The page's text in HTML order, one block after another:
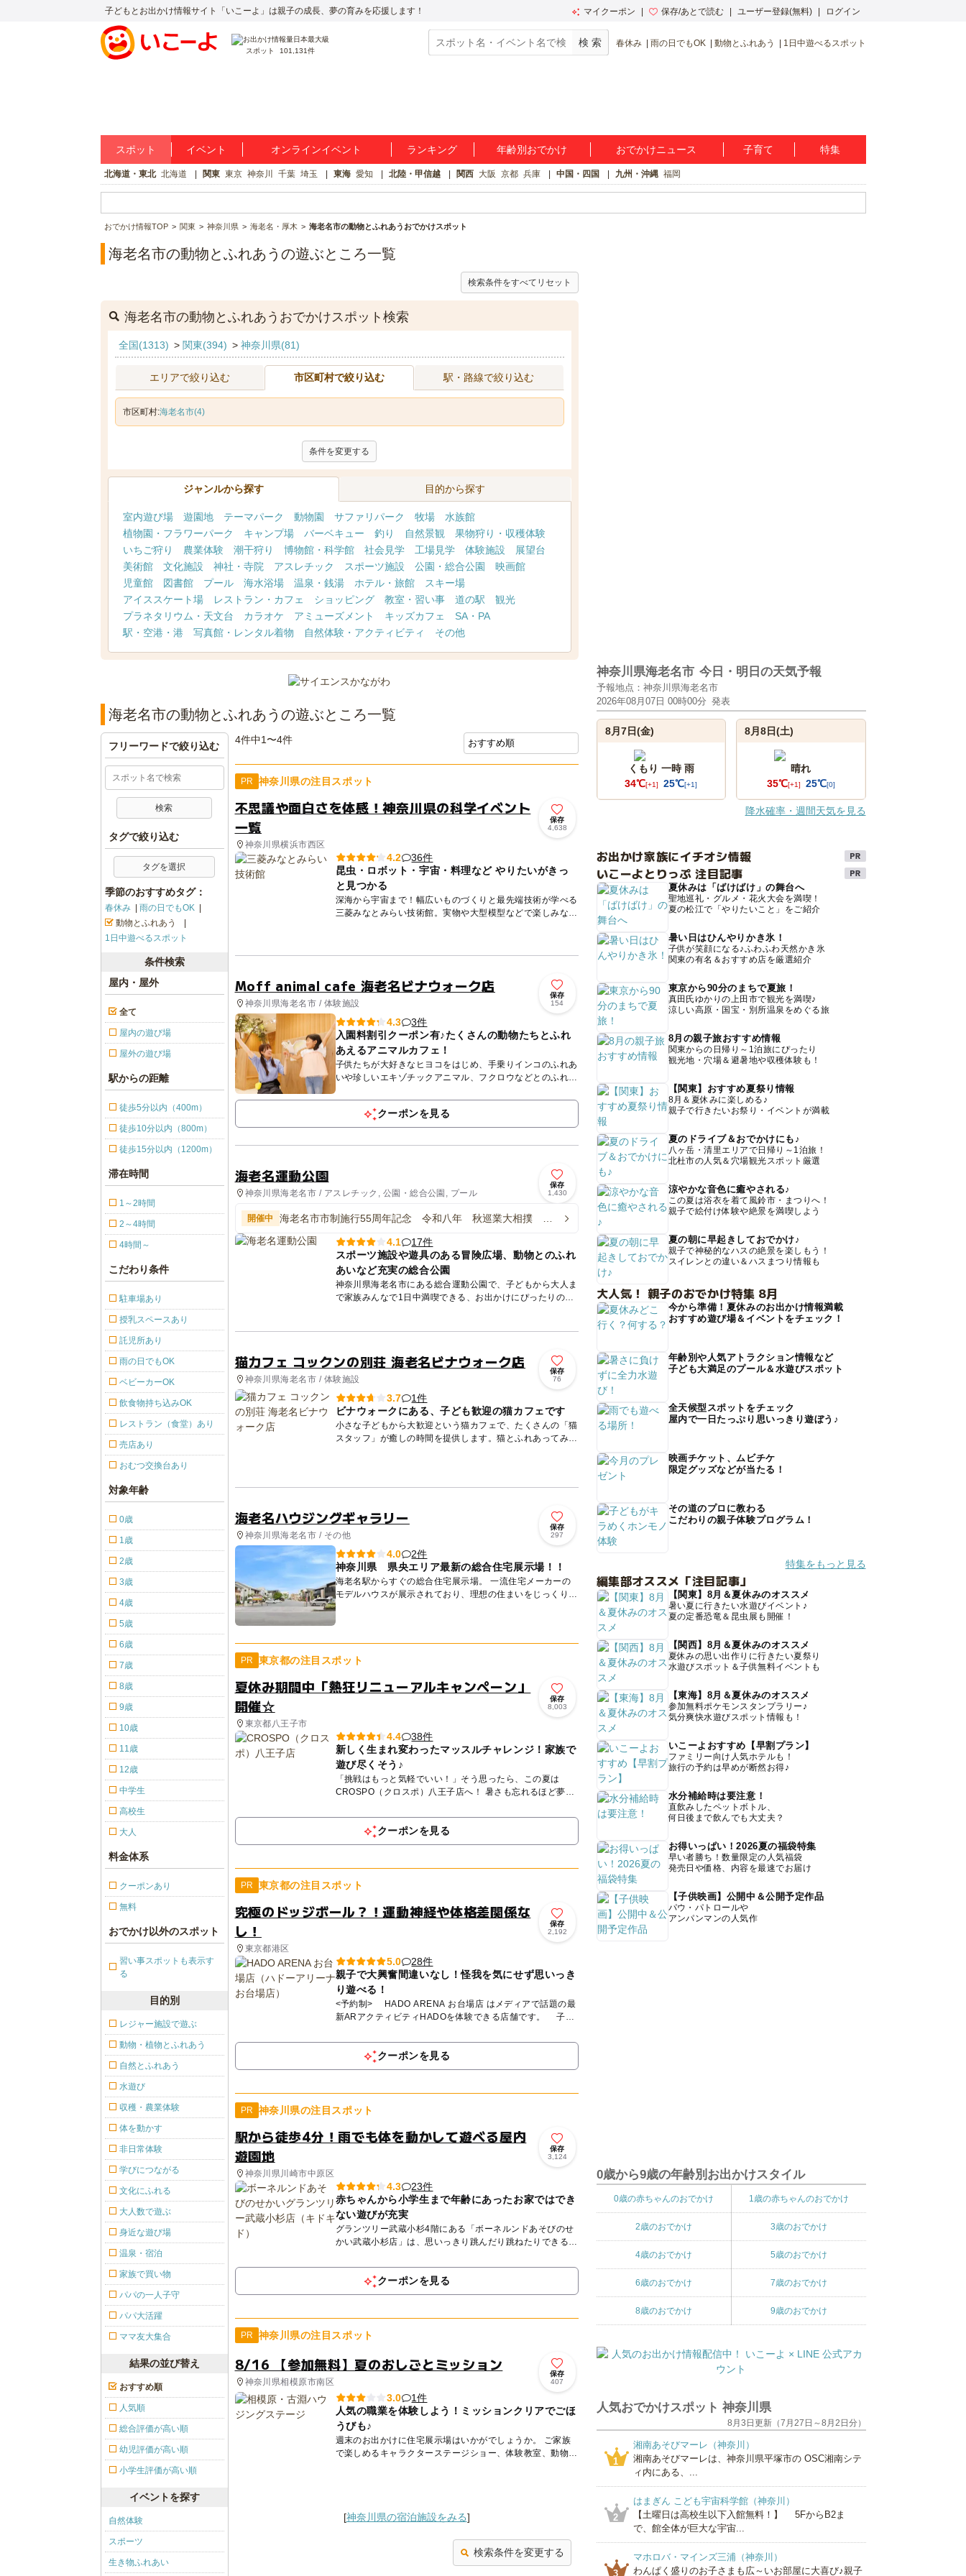
子どもとお出かけ情報サイト「いこーよ」は親子の成長、夢の育みを応援します！ マイクーポン 保存/あとで読む ユーザー登録(無料) ログイン
スポット 101,131件
春休み 雨の日でもOK 動物とふれあう 1日中遊べるスポット
スポット イベント オンラインイベント ランキング 年齢別おでかけ おでかけニュース 子育て 特集
北海道・東北 北海道 関東 東京 神奈川 千葉 埼玉 東海 愛知 北陸・甲信越 関西 大阪 京都 兵庫 中国・四国 九州・沖縄 福岡
おでかけ情報TOP 関東 神奈川県 海老名・厚木 海老名市の動物とふれあうおでかけスポット
海老名市の動物とふれあうの遊ぶところ一覧
検索条件をすべてリセット
海老名市の動物とふれあうおでかけスポット検索
全国(1313) > 関東(394) > 神奈川県(81)
エリアで絞り込む 市区町村で絞り込む 駅・路線で絞り込む
市区町村:海老名市(4)
条件を変更する
ジャンルから探す 目的から探す
室内遊び場 遊園地 テーマパーク 動物園 サファリパーク 牧場
水族館
植物園・フラワーパーク
キャンプ場 バーベキュー 釣り 自然景観
果物狩り・収穫体験
いちご狩り
農業体験 潮干狩り 博物館・科学館 社会見学 工場見学 体験施設
展望台
美術館
文化施設 神社・寺院 アスレチック スポーツ施設 公園・総合公園
映画館
児童館
図書館 プール 海水浴場 温泉・銭湯 ホテル・旅館
スキー場
アイススケート場
レストラン・カフェ ショッピング 教室・習い事 道の駅
観光
プラネタリウム・天文台
カラオケ アミューズメント キッズカフェ
SA・PA
駅・空港・港
写真館・レンタル着物 自然体験・アクティビティ その他
海老名市の動物とふれあうの遊ぶところ一覧
4件中1〜4件
PR 神奈川県の注目スポット
不思議や面白さを体感！神奈川県の科学イベント
一覧
神奈川県横浜市西区
保存
4,638
4.2
36件
昆虫・ロボット・宇宙・料理など やりたいがきっ
と見つかる
深海から宇宙まで！幅広いものづくりと最先端技術が学べる
三菱みなとみらい技術館。実物や大型模型などで楽しみなが
Moff animal cafe 海老名ビナウォーク店
神奈川県海老名市 / 体験施設
保存
154
4.3
3件
入園料割引クーポン有♪たくさんの動物たちとふれ
あえるアニマルカフェ！
子供たちが大好きなヒヨコをはじめ、手乗りインコのふれあ
いや珍しいエキゾチックアニマル、フクロウなどとのふれあ
いができるカフェです。おやつも販売していますので、かわ
いい動物達と...
クーポンを見る
海老名運動公園
神奈川県海老名市 / アスレチック, 公園・総合公園, プール
保存
1,430
開催中
海老名市市制施行55周年記念 令和八年 秋巡業大相撲 海
老名場所
4.1
17件
スポーツ施設や遊具のある冒険広場、動物とのふれ
あいなど充実の総合公園
神奈川県海老名市にある総合運動公園で、子どもから大人ま
で家族みんなで1日中満喫できる、お出かけにぴったりのス
猫カフェ コックンの別荘 海老名ビナウォーク店
神奈川県海老名市 / 体験施設
保存
76
3.7
1件
ビナウォークにある、子ども歓迎の猫カフェです
小さな子どもから大歓迎という猫カフェで、たくさんの「猫
スタッフ」が癒しの時間を提供します。猫とふれあってみた
海老名ハウジングギャラリー
神奈川県海老名市 / その他
保存
297
4.0
2件
神奈川県 県央エリア最新の総合住宅展示場！！
海老名駅からすぐの総合住宅展示場。 一流住宅メーカーの
モデルハウスが展示されており、理想の住まいをじっくりと
検討いただけます。ビナウォークに隣接しているので、お買
い物の...
PR 東京都の注目スポット
夏休み期間中「熱狂リニューアルキャンペーン」
開催☆
東京都八王子市
保存
8,003
4.4
38件
新しく生まれ変わったマッスルチャレンジ！家族で
遊び尽くそう♪
「挑戦はもっと気軽でいい！」そう思ったら、この夏は
CROSPO（クロスポ）八王子店へ！ 暑さも忘れるほど夢中
ます。 ...
クーポンを見る
PR 東京都の注目スポット
究極のドッジボール？！運動神経や体格差関係な
し！
東京都港区
保存
2,192
5.0
28件
親子で大興奮間違いなし！怪我を気にせず思いっき
り遊べる！
<予約制> HADO ARENA お台場店 はメディアで話題の最
新ARアクティビティHADOを体験できる店舗です。 子供
クーポンを見る
PR 神奈川県の注目スポット
駅から徒歩4分！雨でも体を動かして遊べる屋内
遊園地
神奈川県川崎市中原区
保存
3,124
4.3
23件
赤ちゃんから小学生まで年齢にあったお家ではでき
ない遊びが充実
グランツリー武蔵小杉4階にある「ボーネルンドあそびのせ
かい武蔵小杉店」は、思いっきり跳んだり跳ねたりできるト
ど、６ヵ月の赤...
クーポンを見る
PR 神奈川県の注目スポット
8/16 【参加無料】夏のおしごとミッション
神奈川県相模原市南区
保存
407
3.0
1件
人気の職業を体験しよう！ミッションクリアでごほ
うびも♪
週末のお出かけに住宅展示場はいかがでしょうか。 ご家族
で楽しめるキャラクターステージショー、体験教室、動物ふ
[神奈川県の宿泊施設をみる]
検索条件を変更する
フリーワードで絞り込む
タグで絞り込む
タグを選択
季節のおすすめタグ：
春休み
雨の日でもOK
動物とふれあう
1日中遊べるスポット
条件検索
屋内・屋外
全て
屋内の遊び場
屋外の遊び場
駅からの距離
徒歩5分以内（400m）
徒歩10分以内（800m）
徒歩15分以内（1200m）
滞在時間
1～2時間
2～4時間
4時間～
こだわり条件
駐車場あり
授乳スペースあり
託児所あり
雨の日でもOK
ベビーカーOK
飲食物持ち込みOK
レストラン（食堂）あり
売店あり
おむつ交換台あり
対象年齢
0歳
1歳
2歳
3歳
4歳
5歳
6歳
7歳
8歳
9歳
10歳
11歳
12歳
中学生
高校生
大人
料金体系
クーポンあり
無料
おでかけ以外のスポット
習い事スポットも表示す
る
目的別
レジャー施設で遊ぶ
動物・植物とふれあう
自然とふれあう
水遊び
収穫・農業体験
体を動かす
非日常体験
学びにつながる
文化にふれる
大人数で遊ぶ
身近な遊び場
温泉・宿泊
家族で買い物
パパの一人子守
パパ大活躍
ママ友大集合
結果の並び替え
おすすめ順
人気順
総合評価が高い順
幼児評価が高い順
小学生評価が高い順
イベントを探す
自然体験
スポーツ
生き物ふれあい
神奈川県海老名市 今日・明日の天気予報
予報地点：神奈川県海老名市
2026年08月07日 00時00分 発表
8月7日(金)
くもり 一時 雨
34℃[+1] 25℃[+1]
8月8日(土)
晴れ
35℃[+1] 25℃[0]
降水確率・週間天気を見る
お出かけ家族にイチオシ情報
いこーよとりっぷ 注目記事
夏休みは「ばけばけ」の舞台へ
聖地巡礼・グルメ・花火大会を満喫！
夏の松江で「やりたいこと」をご紹介
暑い日はひんやりかき氷！
子供が笑顔になる♪ふわふわ天然かき氷
関東の有名＆おすすめ店を厳選紹介
東京から90分のまちで夏旅！
真田氏ゆかりの上田市で観光を満喫♪
涼しい高原・国宝・別所温泉をめぐる旅
8月の親子旅おすすめ情報
関東からの日帰り～1泊旅にぴったり
観光地・穴場＆避暑地や収穫体験も！
【関東】おすすめ夏祭り情報
8月＆夏休みに楽しめる♪
親子で行きたいお祭り・イベントが満載
夏のドライブ＆おでかけにも♪
八ヶ岳・清里エリアで日帰り～1泊旅！
北杜市の人気＆穴場観光スポット厳選
涼やかな音色に癒やされる♪
この夏は浴衣を着て風鈴市・まつりへ！
親子で絵付け体験や絶景を満喫しよう
夏の朝に早起きしておでかけ♪
親子で神秘的なハスの絶景を楽しもう！
スイレンとの違い＆ハスまつり情報も
大人気！ 親子のおでかけ特集 8月
今から準備！夏休みのお出かけ情報満載
おすすめ遊び場＆イベントをチェック！
年齢別や人気アトラクション情報など
子ども大満足のプール＆水遊びスポット
全天候型スポットをチェック
屋内で一日たっぷり思いっきり遊ぼう♪
映画チケット、ムビチケ
限定グッズなどが当たる！
その道のプロに教わる
こだわりの親子体験プログラム！
特集をもっと見る
編集部オススメ「注目記事」
【関東】8月＆夏休みのオススメ
暑い夏に行きたい水遊びイベント♪
夏の定番恐竜＆昆虫展も開催！
【関西】8月＆夏休みのオススメ
夏休みの思い出作りに行きたい夏祭り
水遊びスポット＆子供無料イベントも
【東海】8月＆夏休みのオススメ
参加無料ポケモンスタンプラリー♪
気分爽快水遊びスポット情報も！
いこーよおすすめ【早割プラン】
ファミリー向け人気ホテルも！
旅行の予約は早めが断然お得♪
水分補給時は要注意！
直飲みしたペットボトル、
何日後まで飲んでも大丈夫？
お得いっぱい！2026夏の福袋特集
早い者勝ち！数量限定の人気福袋
発売日や価格、内容を最速でお届け
【子供映画】公開中＆公開予定作品
パウ・パトロールや
アンパンマンの人気作
0歳から9歳の年齢別お出かけスタイル
0歳の赤ちゃんのおでかけ 1歳の赤ちゃんのおでかけ
2歳のおでかけ 3歳のおでかけ
4歳のおでかけ 5歳のおでかけ
6歳のおでかけ 7歳のおでかけ
8歳のおでかけ 9歳のおでかけ
人気おでかけスポット 神奈川県
8月3日更新（7月27日～8月2日分）
1
湘南あそびマーレ（神奈川）
湘南あそびマーレは、神奈川県平塚市の OSC湘南シテ
ィ内にある、...
2
はまぎん こども宇宙科学館（神奈川）
【土曜日は高校生以下入館無料！】 5FからB2ま
で、館全体が巨大な宇宙...
3
マホロバ・マインズ三浦（神奈川）
わんぱく盛りのお子さまも広～いお部屋に大喜び♪親子